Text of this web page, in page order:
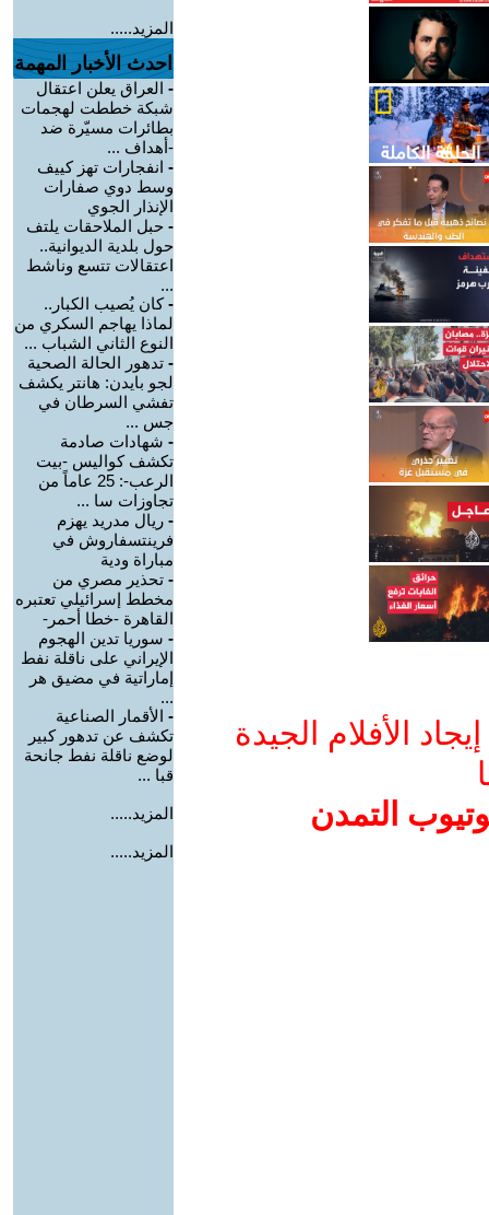
الأفلام الجيدة
التمدن
المزيد.....
احدث الأخبار المهمة
- العراق يعلن اعتقال
شبكة خططت لهجمات
بطائرات مسيّرة ضد
-أهداف ...
- انفجارات تهز كييف
وسط دوي صفارات
الإنذار الجوي
- حبل الملاحقات يلتف
حول بلدية الديوانية..
اعتقالات تتسع وناشط
...
-كان يُصيب الكبار..
لماذا يهاجم السكري من
النوع الثاني الشباب ...
- تدهور الحالة الصحية
لجو بايدن: هانتر يكشف
تفشي السرطان في
جس ...
- شهادات صادمة
تكشف كواليس -بيت
الرعب-: 25 عاماً من
تجاوزات سا ...
- ريال مدريد يهزم
فرينتسفاروش في
مباراة ودية
- تحذير مصري من
مخطط إسرائيلي تعتبره
القاهرة -خطا أحمر-
- سوريا تدين الهجوم
الإيراني على ناقلة نفط
إماراتية في مضيق هر
...
- الأقمار الصناعية
تكشف عن تدهور كبير
لوضع ناقلة نفط جانحة
قبا ...
المزيد.....
المزيد.....